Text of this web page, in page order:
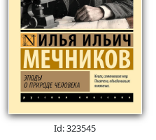
Id: 323545